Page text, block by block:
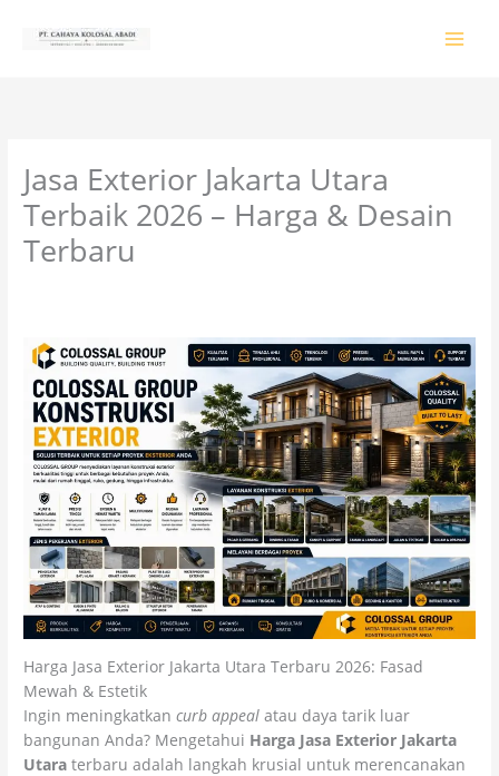
Jasa Exterior Jakarta Utara
Terbaik 2026 – Harga & Desain
Terbaru
Harga Jasa Exterior Jakarta Utara Terbaru 2026: Fasad
Mewah & Estetik
Ingin meningkatkancurb appeal atau daya tarik luar
bangunan Anda? Mengetahui Harga Jasa Exterior Jakarta
Utara terbaru adalah langkah krusial untuk merencanakan